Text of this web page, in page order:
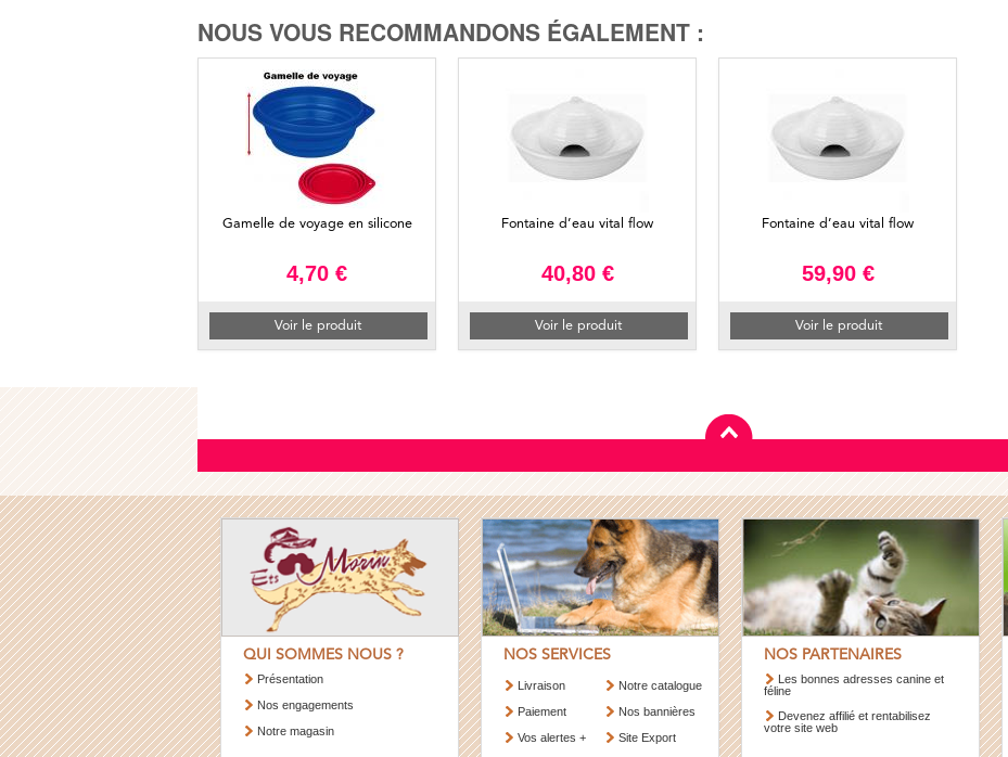
NOUS VOUS RECOMMANDONS ÉGALEMENT :
Gamelle de voyage en silicone
4,70 €
Voir le produit
Fontaine d’eau vital flow
40,80 €
Voir le produit
Fontaine d’eau vital flow
59,90 €
Voir le produit
QUI SOMMES NOUS ?
Présentation
Nos engagements
Notre magasin
NOS SERVICES
Livraison
Paiement
Vos alertes +
Notre catalogue
Nos bannières
Site Export
NOS PARTENAIRES
Les bonnes adresses canine et
féline
Devenez affilié et rentabilisez
votre site web